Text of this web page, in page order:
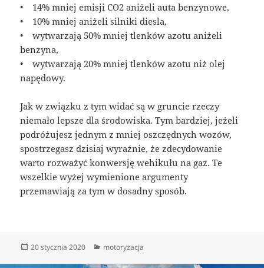
• 14% mniej emisji CO2 aniżeli auta benzynowe,
• 10% mniej aniżeli silniki diesla,
• wytwarzają 50% mniej tlenków azotu aniżeli
benzyna,
• wytwarzają 20% mniej tlenków azotu niż olej
napędowy.
Jak w związku z tym widać są w gruncie rzeczy
niemało lepsze dla środowiska. Tym bardziej, jeżeli
podróżujesz jednym z mniej oszczędnych wozów,
spostrzegasz dzisiaj wyraźnie, że zdecydowanie
warto rozważyć konwersję wehikułu na gaz. Te
wszelkie wyżej wymienione argumenty
przemawiają za tym w dosadny sposób.
Data
20 stycznia 2020 Kategorie
motoryzacja